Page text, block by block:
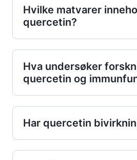
Hvilke matvarer
quercetin?
Hva undersøker
quercetin og
Har quercetin